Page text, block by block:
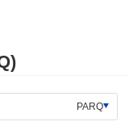
PARQ